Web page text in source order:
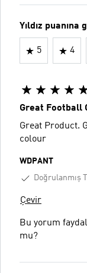
Yıldız
5 4
Great Football
Great Product.
colour
WDPANT
Doğrulanmış
Çevir
Bu yorum
mu?